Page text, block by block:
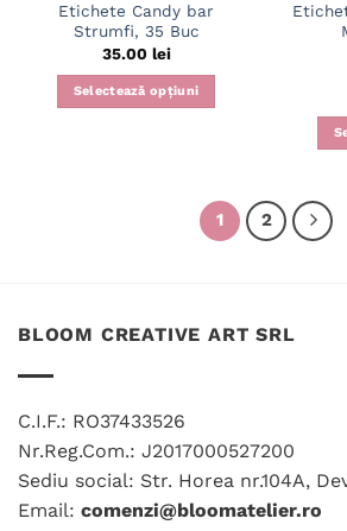
Etichete Candy bar
Strumfi, 35 Buc
35.00 lei
Selectează opțiuni
1 2
BLOOM CREATIVE ART SRL
C.I.F.: RO37433526
Nr.Reg.Com.: J2017000527200
Sediu social: Str. Horea nr.104A,
Email: comenzi@bloomatelier.ro